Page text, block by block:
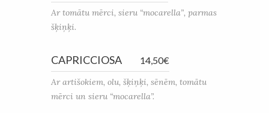
Ar tomātu mērci, sieru “mocarella”, parmas
šķiņķi.
CAPRICCIOSA 14,50€
Ar artišokiem, olu, šķiņķi, sēnēm, tomātu
mērci un sieru “mocarella”.